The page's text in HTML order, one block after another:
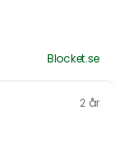
Blocket.se
2 år